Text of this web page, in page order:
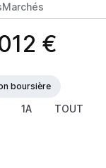
Marchés
€
boursière
1A TOUT